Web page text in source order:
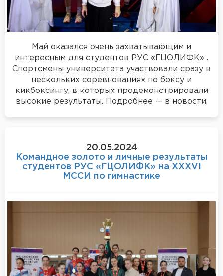
Май оказался очень захватывающим и
интересным для студентов РУС «ГЦОЛИФК» .
Спортсмены университета участвовали сразу в
нескольких соревнованиях по боксу и
кикбоксингу, в которых продемонстрировали
высокие результаты. Подробнее — в новости.
20.05.2024
Командное золото и личные результаты
студентов РУС «ГЦОЛИФК» на XXXVI
МССИ по гимнастике